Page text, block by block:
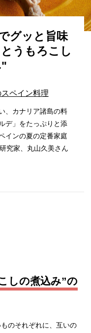
グッと旨味
うもろこし
"
ペイン料理
、カナリア諸島の料
デ」をたっぷりと添
インの夏の定番家庭
究家、丸山久美さん
しの煮込み”の
のそれぞれに、互いの